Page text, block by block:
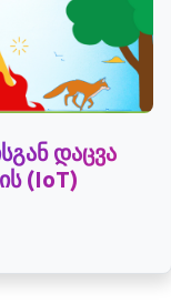
დაცვა
(IoT)